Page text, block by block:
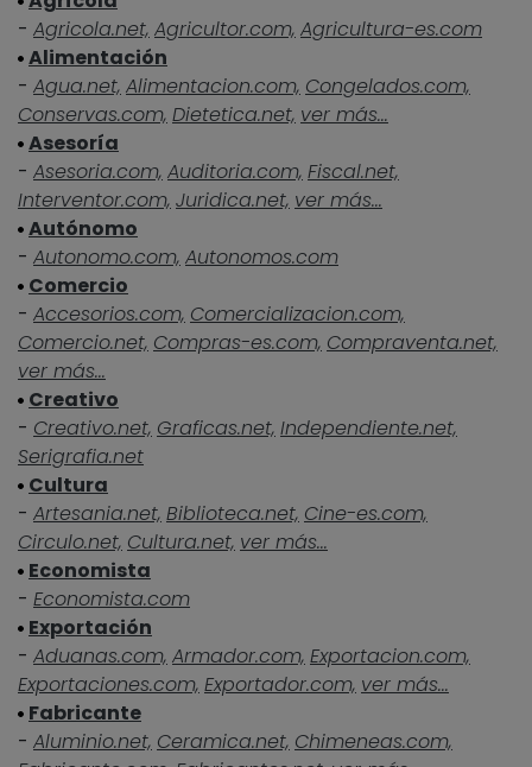
- Agricola.net, Agricultor.com, Agricultura-es.com
Alimentación
- Agua.net, Alimentacion.com, Congelados.com,
Conservas.com, Dietetica.net, ver más...
Asesoría
- Asesoria.com, Auditoria.com, Fiscal.net,
Interventor.com, Juridica.net, ver más...
Autónomo
- Autonomo.com, Autonomos.com
Comercio
- Accesorios.com, Comercializacion.com,
Comercio.net, Compras-es.com, Compraventa.net,
ver más...
Creativo
- Creativo.net, Graficas.net, Independiente.net,
Serigrafia.net
Cultura
- Artesania.net, Biblioteca.net, Cine-es.com,
Circulo.net, Cultura.net, ver más...
Economista
- Economista.com
Exportación
- Aduanas.com, Armador.com, Exportacion.com,
Exportaciones.com, Exportador.com, ver más...
Fabricante
- Aluminio.net, Ceramica.net, Chimeneas.com,